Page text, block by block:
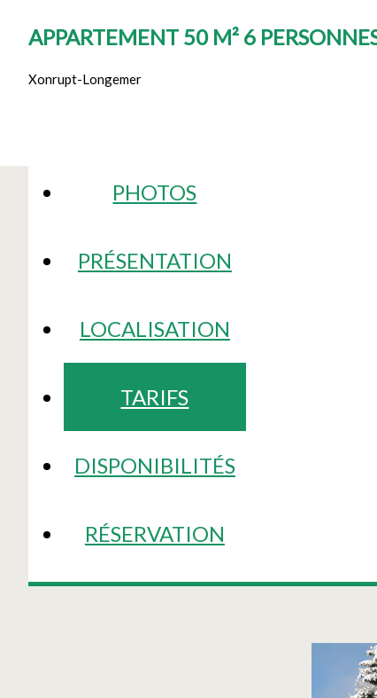
APPARTEMENT 50 M² 6
Xonrupt-Longemer
PHOTOS
PRÉSENTATION
LOCALISATION
TARIFS
DISPONIBILITÉS
RÉSERVATION